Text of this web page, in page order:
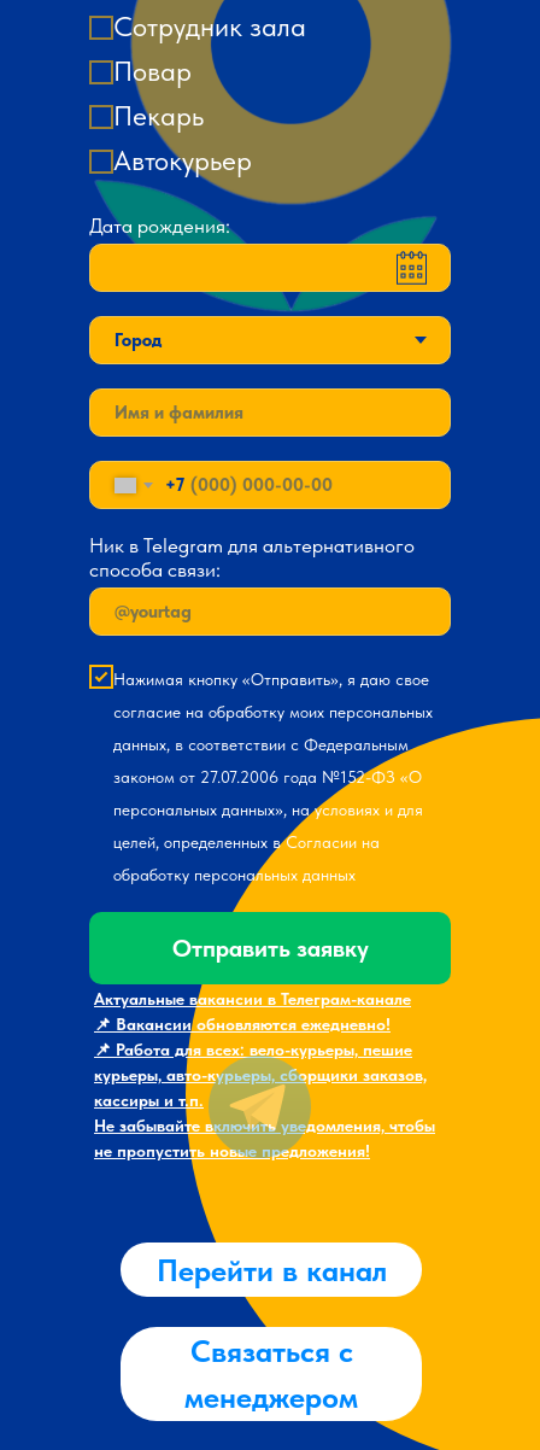
Сотрудник зала
Повар
Пекарь
Автокурьер
Дата рождения:
+7
Ник в Telegram для альтернативного
способа связи:
Нажимая кнопку «Отправить», я даю свое
согласие на обработку моих персональных
данных, в соответствии с Федеральным
законом от 27.07.2006 года №152-ФЗ «О
персональных данных», на условиях и для
целей, определенных в Согласии на
обработку персональных данных
Отправить заявку
Актуальные вакансии в Телеграм-канале
📌 Вакансии обновляются ежедневно!
📌 Работа для всех: вело-курьеры, пешие
курьеры, авто-курьеры, сборщики заказов,
кассиры и т.п.
Не забывайте включить уведомления, чтобы
не пропустить новые предложения!
Перейти в канал
Связаться с
менеджером